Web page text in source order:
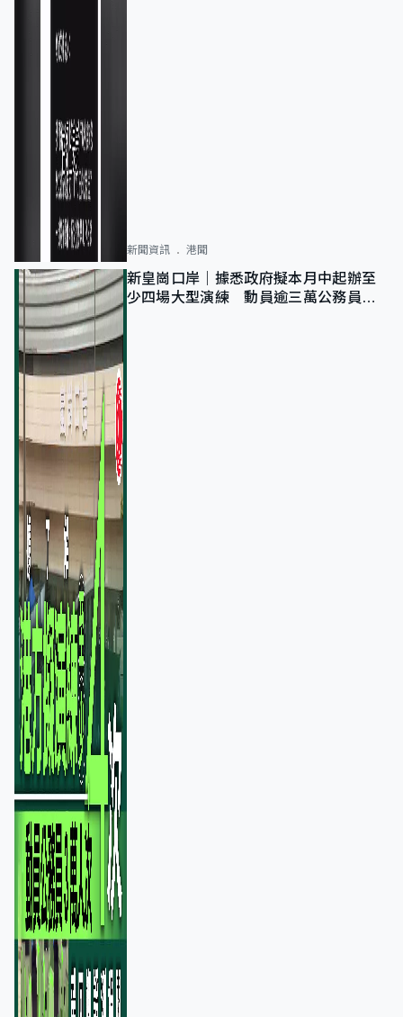
新聞資訊 港聞
新皇崗口岸｜據悉政府擬本月中起辦至
少四場大型演練 動員逾三萬公務員人